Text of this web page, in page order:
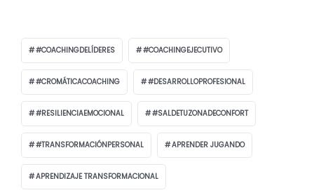
#COACHINGDELÍDERES #COACHINGEJECUTIVO
#CROMÁTICACOACHING #DESARROLLOPROFESIONAL
#RESILIENCIAEMOCIONAL #SALDETUZONADECONFORT
#TRANSFORMACIÓNPERSONAL APRENDER JUGANDO
APRENDIZAJE TRANSFORMACIONAL